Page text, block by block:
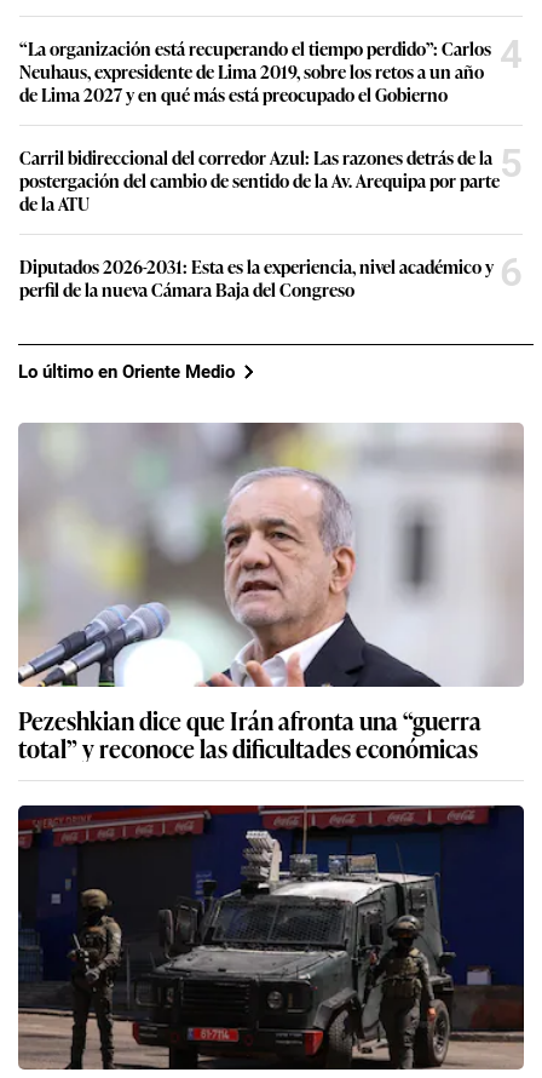
“La organización está recuperando el tiempo perdido”: Carlos
Neuhaus, expresidente de Lima 2019, sobre los retos a un año
de Lima 2027 y en qué más está preocupado el Gobierno
4
Carril bidireccional del corredor Azul: Las razones detrás de la
postergación del cambio de sentido de la Av. Arequipa por parte
de la ATU
5
Diputados 2026-2031: Esta es la experiencia, nivel académico y
perfil de la nueva Cámara Baja del Congreso
6
Lo último en Oriente Medio
Pezeshkian dice que Irán afronta una “guerra
total” y reconoce las dificultades económicas